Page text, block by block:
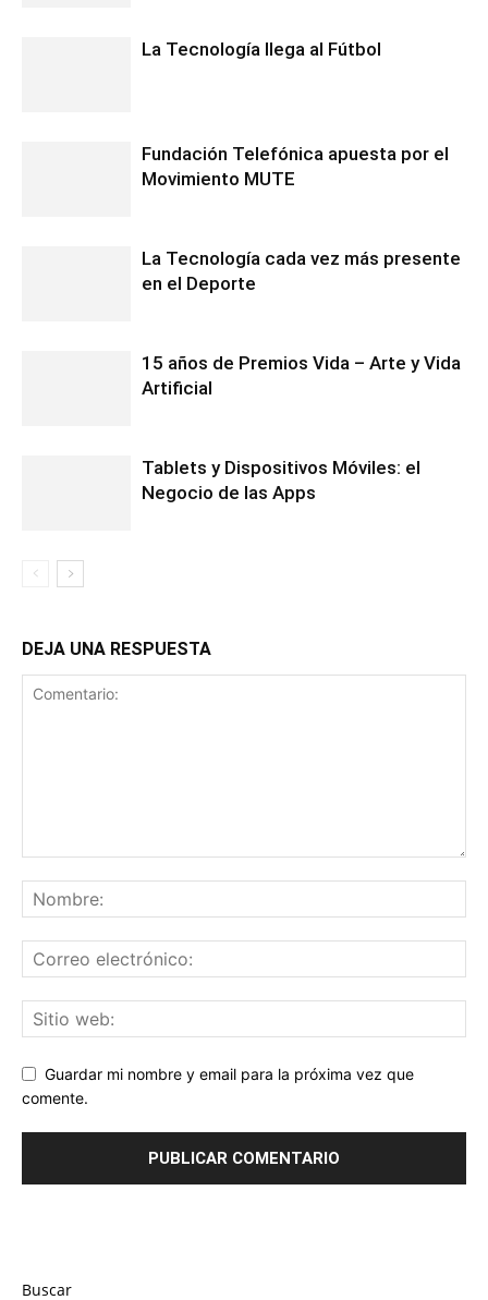
La Tecnología llega al Fútbol
Fundación Telefónica apuesta por el
Movimiento MUTE
La Tecnología cada vez más presente
en el Deporte
15 años de Premios Vida – Arte y Vida
Artificial
Tablets y Dispositivos Móviles: el
Negocio de las Apps
DEJA UNA RESPUESTA
Guardar mi nombre y email para la próxima vez que
comente.
Buscar